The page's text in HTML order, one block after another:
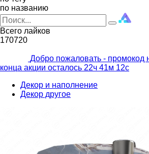
по названию
Всего лайков
170720
Добро пожаловать - промокод
конца акции осталось 22ч 41м 10с
Декор и наполнение
Декор другое